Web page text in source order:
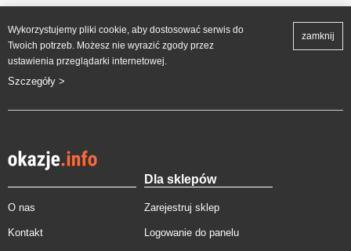
Wykorzystujemy pliki cookie, aby dostosować serwis do
Twoich potrzeb. Możesz nie wyrazić zgody przez
ustawienia przeglądarki internetowej.
Szczegóły >
zamknij
O nas
Kontakt
Dla sklepów
Zarejestruj sklep
Logowanie do panelu